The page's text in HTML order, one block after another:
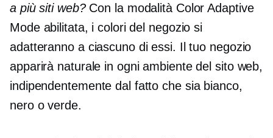
a più siti web?Con la modalità Color Adaptive
Mode abilitata, i colori del negozio si
adatteranno a ciascuno di essi. Il tuo negozio
apparirà naturale in ogni ambiente del sito web,
indipendentemente dal fatto che sia bianco,
nero o verde.